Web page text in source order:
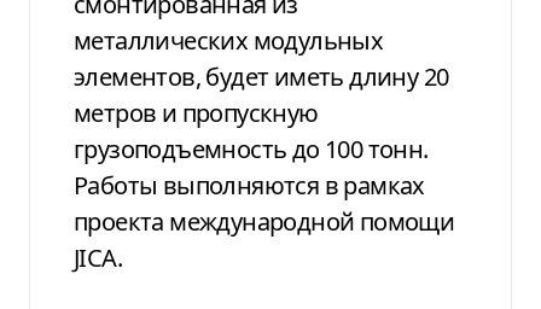
металлических модульных
элементов, будет иметь длину 20
метров и пропускную
грузоподъемность до 100 тонн.
Работы выполняются в рамках
проекта международной помощи
JICA.